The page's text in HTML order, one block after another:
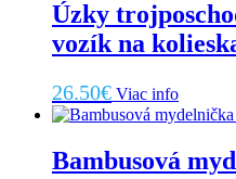
Úzky
vozík na
26.50€ Viac info
Bambusová